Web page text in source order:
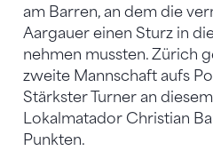
am Barren, an dem die
Aargauer einen Sturz in
nehmen mussten. Zürich
zweite Mannschaft aufs
Stärkster Turner an
Lokalmatador Christian
Punkten.